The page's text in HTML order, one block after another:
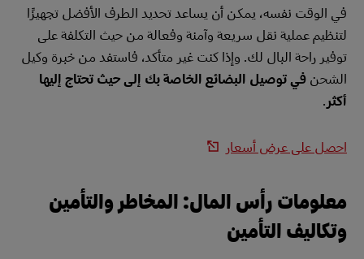
في الوقت نفسه، يمكن أن يساعد تحديد الطرف الأفضل تجهيزًا
لتنظيم عملية نقل سريعة وآمنة وفعالة من حيث التكلفة على
توفير راحة البال لك. وإذا كنت غير متأكد، فاستفد من خبرة وكيل
الشحنفي توصيل البضائع الخاصة بك إلى حيث تحتاج إليها
أكثر.
احصل على عرض أسعار
معلومات رأس المال: المخاطر والتأمين
وتكاليف التأمين